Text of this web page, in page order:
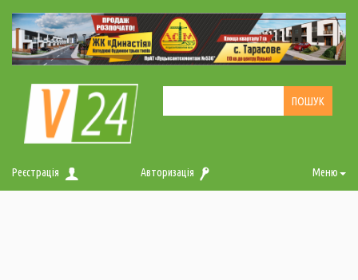
Реєстрація Авторизація Меню